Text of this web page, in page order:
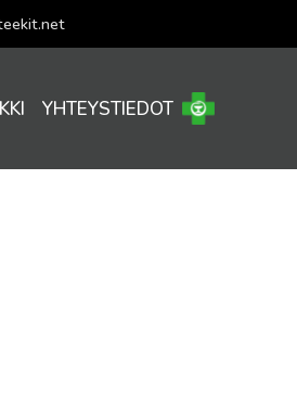
YHTEYSTIEDOT